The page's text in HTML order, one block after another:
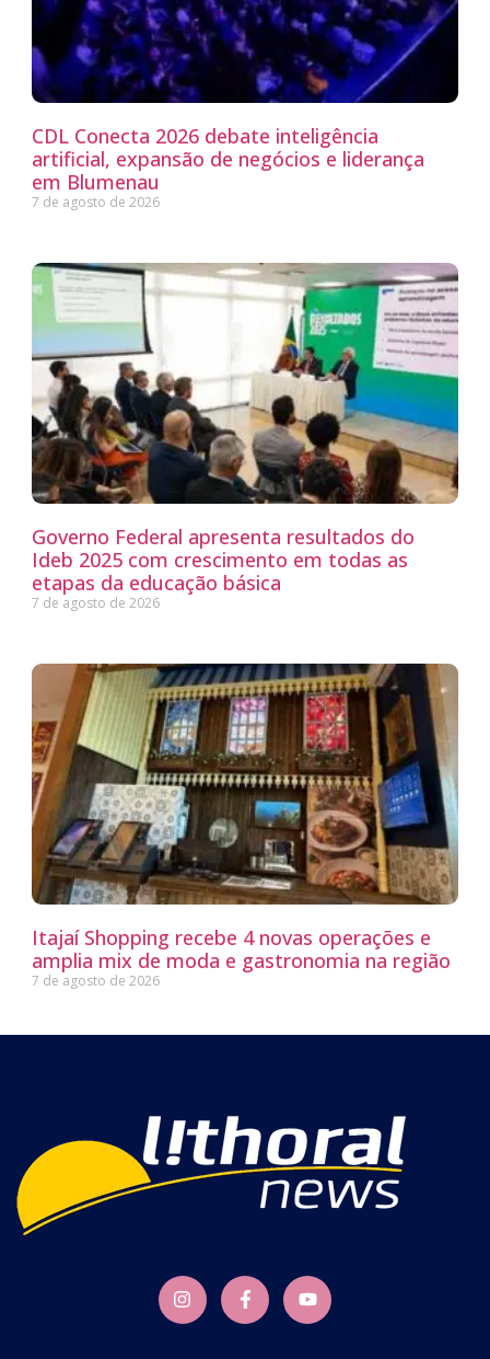
CDL Conecta 2026 debate inteligência
artificial, expansão de negócios e liderança
em Blumenau
7 de agosto de 2026
Governo Federal apresenta resultados do
Ideb 2025 com crescimento em todas as
etapas da educação básica
7 de agosto de 2026
Itajaí Shopping recebe 4 novas operações e
amplia mix de moda e gastronomia na região
7 de agosto de 2026